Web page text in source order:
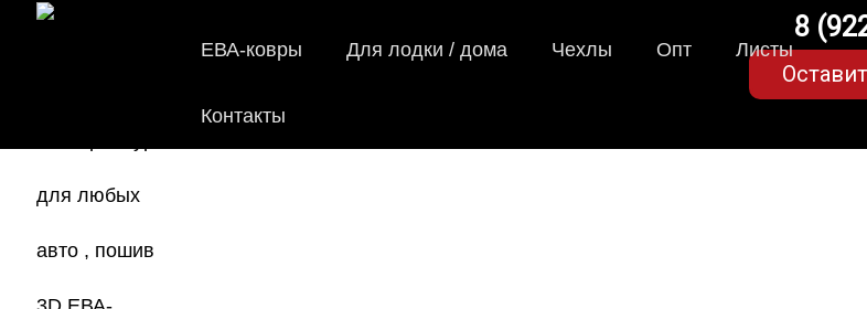
ЕВА-ковры Для лодки / дома Чехлы Опт Листы
Контакты
8